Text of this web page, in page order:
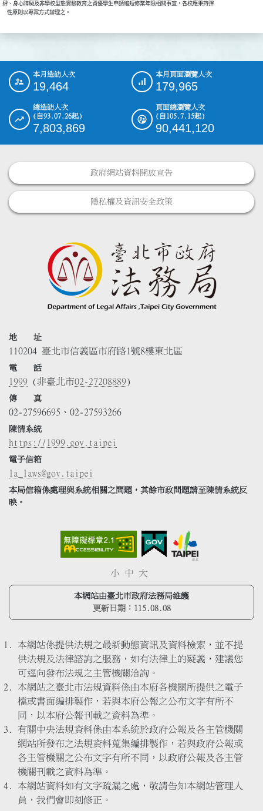
肆、身心障礙及非學校型態實驗教育之資優學生申請縮短修業年限相關事宜，各校應秉持彈
    性原則以專案方式辦理之。
::: 本月造訪人次
19,464
本月頁面瀏覽人次
179,965
總造訪人次
(自93.07.26起)
7,803,869
頁面總瀏覽人次
(自105.7.15起)
90,441,120
政府網站資料開放宣告
隱私權及資訊安全政策
地 址
110204 臺北市信義區市府路1號8樓東北區
電 話
1999 (非臺北市02-27208889)
傳 真
02-27596695、02-27593266
陳情系統
https://1999.gov.taipei
電子信箱
la_laws@gov.taipei
本局信箱係處理與系統相關之問題，其餘市政問題請至陳情系統反
映。
小 中 大
本網站由臺北市政府法務局維護
更新日期： 115.08.08
本網站係提供法規之最新動態資訊及資料檢索，並不提
供法規及法律諮詢之服務，如有法律上的疑義，建議您
可逕向發布法規之主管機關洽詢。
本網站之臺北市法規資料係由本府各機關所提供之電子
檔或書面編排製作，若與本府公報之公布文字有所不
同，以本府公報刊載之資料為準。
有關中央法規資料係由本系統於政府公報及各主管機關
網站所發布之法規資料蒐集編排製作，若與政府公報或
各主管機關之公布文字有所不同，以政府公報及各主管
機關刊載之資料為準。
本網站資料如有文字疏漏之處，敬請告知本網站管理人
員，我們會即刻修正。